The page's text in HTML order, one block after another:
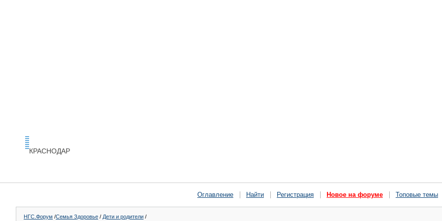
КРАСНОДАР
Оглавление Найти Регистрация Новое на форуме Топовые темы
НГС.Форум /Семья Здоровье / Дети и родители /